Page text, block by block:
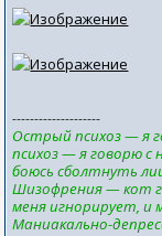
--------------------
Острый психоз — я
психоз — я говорю
боюсь сболтнуть
Шизофрения — кот
меня игнорирует, и
Маниакально-